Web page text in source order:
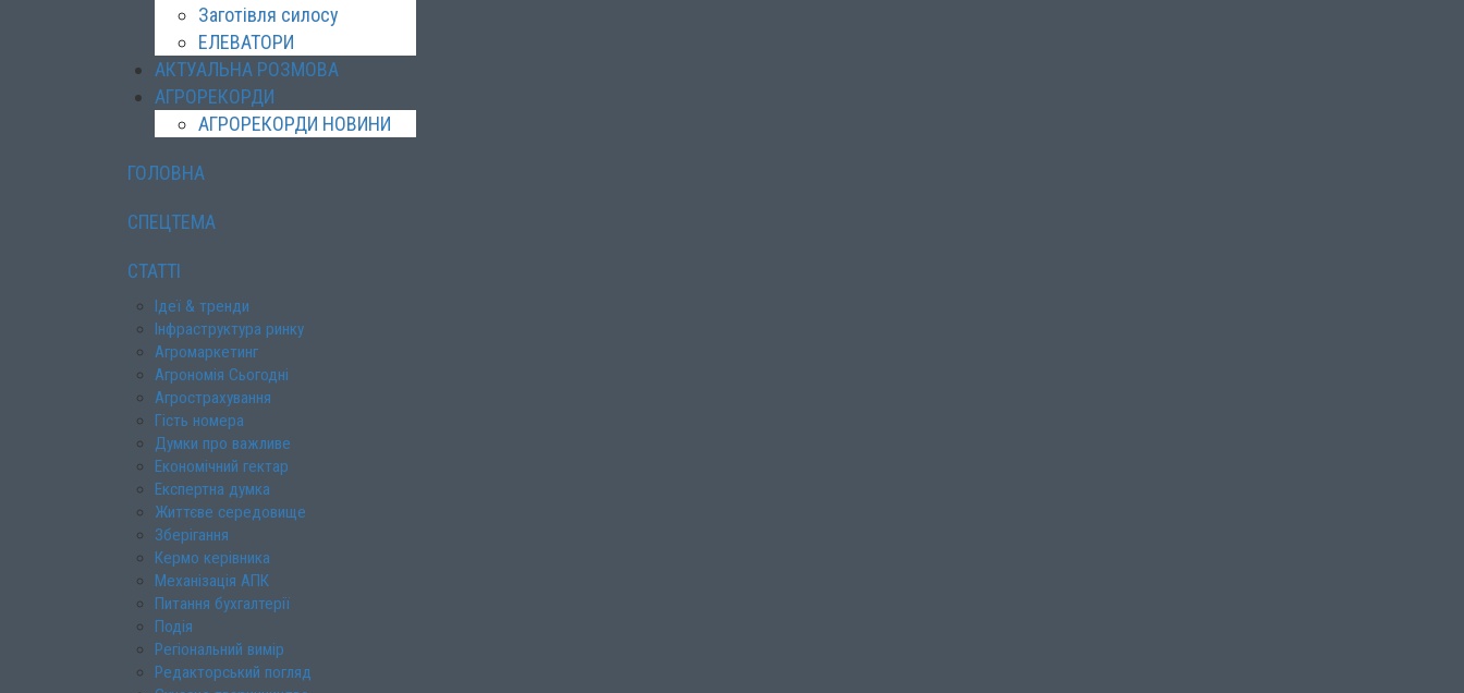
Заготівля силосу
ЕЛЕВАТОРИ
АКТУАЛЬНА РОЗМОВА
АГРОРЕКОРДИ
АГРОРЕКОРДИ НОВИНИ
ГОЛОВНА
СПЕЦТЕМА
СТАТТІ
Ідеї & тренди
Інфраструктура ринку
Агромаркетинг
Агрономія Сьогодні
Агрострахування
Гість номера
Думки про важливе
Економічний гектар
Експертна думка
Життєве середовище
Зберігання
Кермо керівника
Механізація АПК
Питання бухгалтерії
Подія
Регіональний вимір
Редакторський погляд